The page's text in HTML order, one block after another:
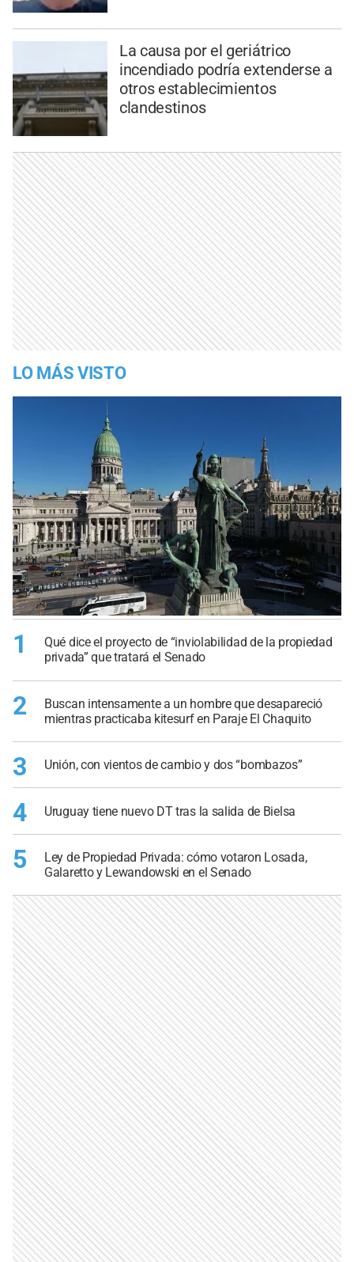
La causa por el geriátrico
incendiado podría extenderse a
otros establecimientos
clandestinos
LO MÁS VISTO
1
Qué dice el proyecto de “inviolabilidad de la propiedad
privada” que tratará el Senado
2
Buscan intensamente a un hombre que desapareció
mientras practicaba kitesurf en Paraje El Chaquito
3 Unión, con vientos de cambio y dos “bombazos”
4 Uruguay tiene nuevo DT tras la salida de Bielsa
5
Ley de Propiedad Privada: cómo votaron Losada,
Galaretto y Lewandowski en el Senado